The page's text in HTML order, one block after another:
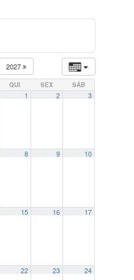
2027
QUI SEX SÁB
1 2 3
8 9 10
15 16 17
22 23 24